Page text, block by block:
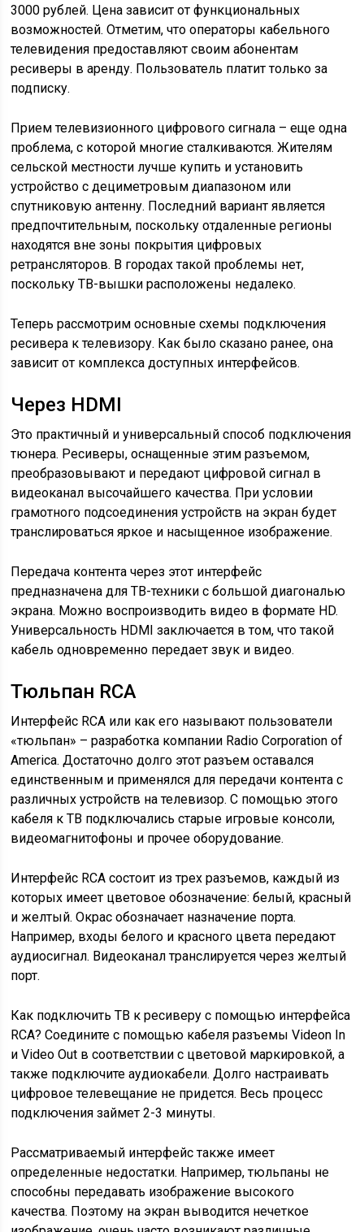
3000 рублей. Цена зависит от функциональных
возможностей. Отметим, что операторы кабельного
телевидения предоставляют своим абонентам
ресиверы в аренду. Пользователь платит только за
подписку.
Прием телевизионного цифрового сигнала – еще одна
проблема, с которой многие сталкиваются. Жителям
сельской местности лучше купить и установить
устройство с дециметровым диапазоном или
спутниковую антенну. Последний вариант является
предпочтительным, поскольку отдаленные регионы
находятся вне зоны покрытия цифровых
ретрансляторов. В городах такой проблемы нет,
поскольку ТВ-вышки расположены недалеко.
Теперь рассмотрим основные схемы подключения
ресивера к телевизору. Как было сказано ранее, она
зависит от комплекса доступных интерфейсов.
Через HDMI
Это практичный и универсальный способ подключения
тюнера. Ресиверы, оснащенные этим разъемом,
преобразовывают и передают цифровой сигнал в
видеоканал высочайшего качества. При условии
грамотного подсоединения устройств на экран будет
транслироваться яркое и насыщенное изображение.
Передача контента через этот интерфейс
предназначена для ТВ-техники с большой диагональю
экрана. Можно воспроизводить видео в формате HD.
Универсальность HDMI заключается в том, что такой
кабель одновременно передает звук и видео.
Тюльпан RCA
Интерфейс RCA или как его называют пользователи
«тюльпан» – разработка компании Radio Corporation of
America. Достаточно долго этот разъем оставался
единственным и применялся для передачи контента с
различных устройств на телевизор. С помощью этого
кабеля к ТВ подключались старые игровые консоли,
видеомагнитофоны и прочее оборудование.
Интерфейс RCA состоит из трех разъемов, каждый из
которых имеет цветовое обозначение: белый, красный
и желтый. Окрас обозначает назначение порта.
Например, входы белого и красного цвета передают
аудиосигнал. Видеоканал транслируется через желтый
порт.
Как подключить ТВ к ресиверу с помощью интерфейса
RCA? Соедините с помощью кабеля разъемы Videon In
и Video Out в соответствии с цветовой маркировкой, а
также подключите аудиокабели. Долго настраивать
цифровое телевещание не придется. Весь процесс
подключения займет 2-3 минуты.
Рассматриваемый интерфейс также имеет
определенные недостатки. Например, тюльпаны не
способны передавать изображение высокого
качества. Поэтому на экран выводится нечеткое